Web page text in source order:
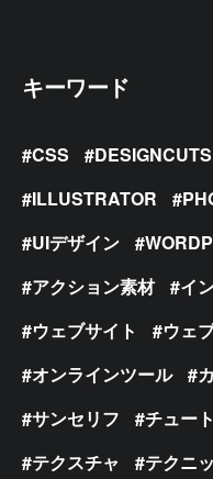
キーワード
CSS DESIGNCUTS
ILLUSTRATOR
UIデザイン
アクション素材
イ
ウェブサイト
ウェ
オンラインツール
サンセリフ
チュー
テクスチャ
テクニ